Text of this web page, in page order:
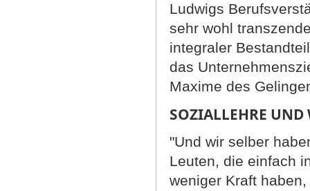
Ludwigs
sehr wohl
integraler
das
Maxime des
SOZIALLEHRE UND
"Und wir selber
Leuten, die einfach
weniger Kraft